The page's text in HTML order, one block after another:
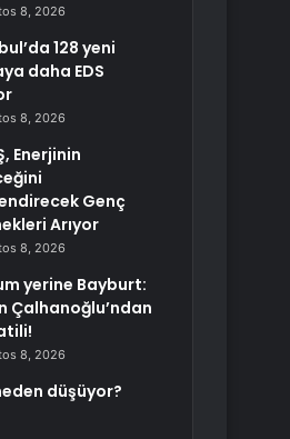
8, 2026
128 yeni
daha EDS
8, 2026
Enerjinin
Genç
Arıyor
8, 2026
yerine Bayburt:
Çalhanoğlu’ndan
8, 2026
düşüyor?